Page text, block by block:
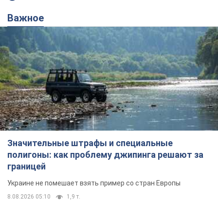
Важное
Значительные штрафы и специальные
полигоны: как проблему джипинга решают за
границей
Украине не помешает взять пример со стран Европы
8.08.2026 05:10 1,9 т.